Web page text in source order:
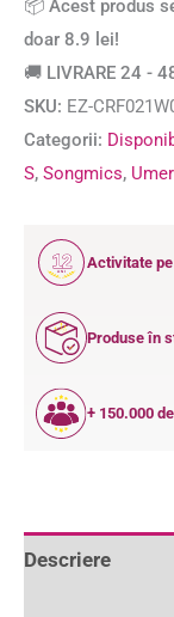
📦 Acest produs
doar 8.9 lei!
🚚 LIVRARE 24 -
SKU: EZ-
Categorii:
S, Songmics,
12
ANI
Activitate
Produse în
+ 150.000
Descriere